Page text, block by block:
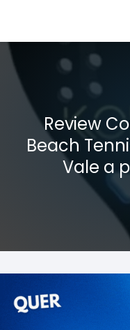
Review
Beach
Vale a